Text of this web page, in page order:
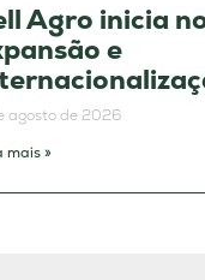
Agro inicia
e
agosto de 2026
mais »